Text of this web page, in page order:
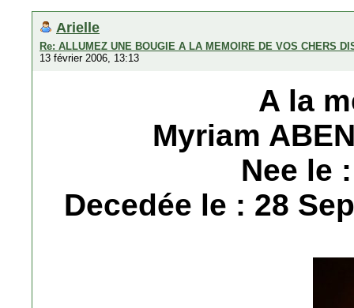
Arielle
Re: ALLUMEZ UNE BOUGIE A LA MEMOIRE DE VOS CHERS
13 février 2006, 13:13
A la
Myriam
Nee le
Decedée le : 28